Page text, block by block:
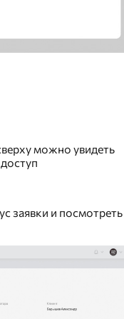
можно увидеть
заявки и посмотреть